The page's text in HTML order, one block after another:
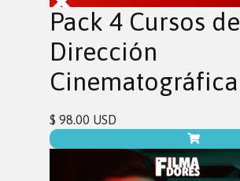
Pack 4 Cursos de
Dirección
Cinematográfica
$ 98.00 USD